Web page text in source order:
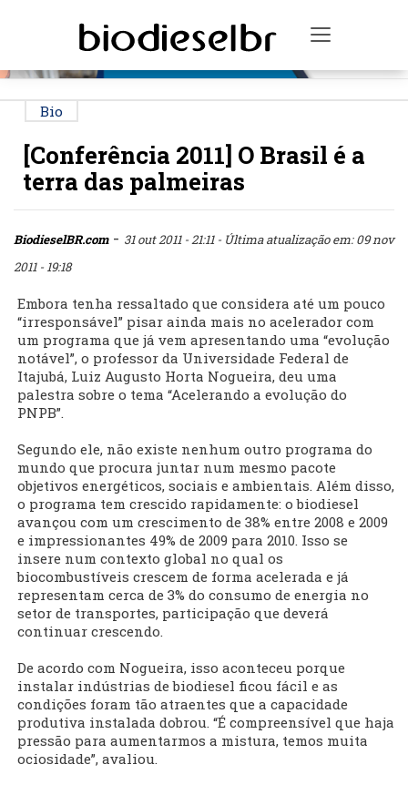
Toggle
Bio
[Conferência 2011] O Brasil é a
terra das palmeiras
BiodieselBR.com- 31 out 2011 - 21:11 - Última atualização em: 09 nov
2011 - 19:18
Embora tenha ressaltado que considera até um pouco
“irresponsável” pisar ainda mais no acelerador com
um programa que já vem apresentando uma “evolução
notável”, o professor da Universidade Federal de
Itajubá, Luiz Augusto Horta Nogueira, deu uma
palestra sobre o tema “Acelerando a evolução do
PNPB”.
Segundo ele, não existe nenhum outro programa do
mundo que procura juntar num mesmo pacote
objetivos energéticos, sociais e ambientais. Além disso,
o programa tem crescido rapidamente: o biodiesel
avançou com um crescimento de 38% entre 2008 e 2009
e impressionantes 49% de 2009 para 2010. Isso se
insere num contexto global no qual os
biocombustíveis crescem de forma acelerada e já
representam cerca de 3% do consumo de energia no
setor de transportes, participação que deverá
continuar crescendo.
De acordo com Nogueira, isso aconteceu porque
instalar indústrias de biodiesel ficou fácil e as
condições foram tão atraentes que a capacidade
produtiva instalada dobrou. “É compreensível que haja
pressão para aumentarmos a mistura, temos muita
ociosidade”, avaliou.